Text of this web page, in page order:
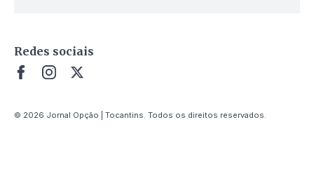
Redes sociais
© 2026 Jornal Opção | Tocantins. Todos os direitos reservados.